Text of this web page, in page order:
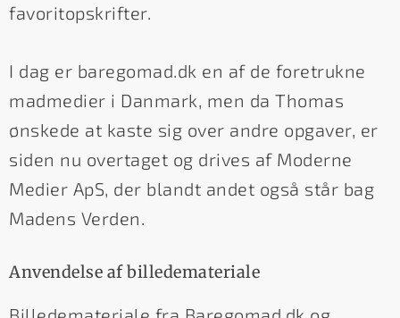
efavoritopskrifter.
I dag er baregomad.dk en af de foretrukne
madmedier i Danmark, men da Thomas
ønskede at kaste sig over andre opgaver, er
siden nu overtaget og drives af Moderne
Medier ApS, der blandt andet også står bag
Madens Verden.
Anvendelse af billedemateriale